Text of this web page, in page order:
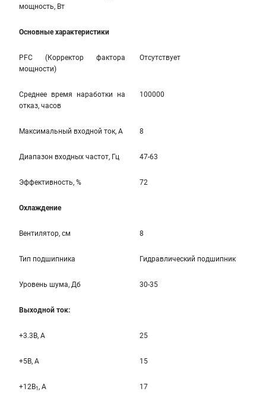
мощность, Вт
Основные характеристики
PFC (Корректор фактора
мощности)
Отсутствует
Среднее время наработки на
отказ, часов
100000
Максимальный входной ток, А 8
Диапазон входных частот, Гц 47-63
Эффективность, % 72
Охлаждение
Вентилятор, см 8
Тип подшипника Гидравлический подшипник
Уровень шума, Дб 30-35
Выходной ток:
+3.3B, А 25
+5B, А 15
+12B1 , A 17